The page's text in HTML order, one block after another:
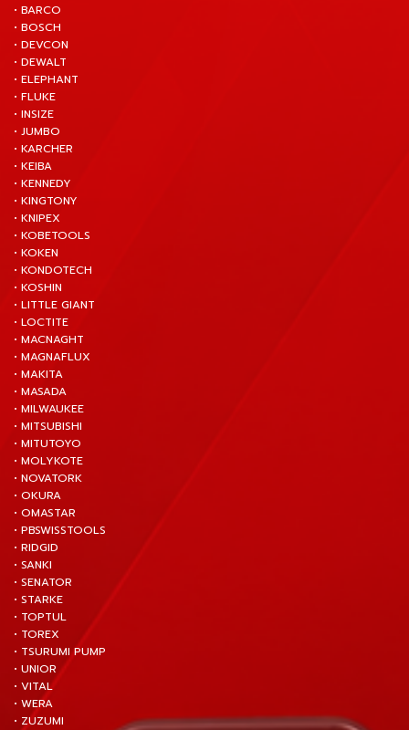
• BARCO
• BOSCH
• DEVCON
• DEWALT
• ELEPHANT
• FLUKE
• INSIZE
• JUMBO
• KARCHER
• KEIBA
• KENNEDY
• KINGTONY
• KNIPEX
• KOBETOOLS
• KOKEN
• KONDOTECH
• KOSHIN
• LITTLE GIANT
• LOCTITE
• MACNAGHT
• MAGNAFLUX
• MAKITA
• MASADA
• MILWAUKEE
• MITSUBISHI
• MITUTOYO
• MOLYKOTE
• NOVATORK
• OKURA
• OMASTAR
• PBSWISSTOOLS
• RIDGID
• SANKI
• SENATOR
• STARKE
• TOPTUL
• TOREX
• TSURUMI PUMP
• UNIOR
• VITAL
• WERA
• ZUZUMI